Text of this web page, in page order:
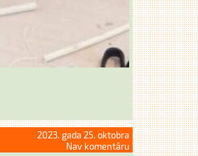
2023. gada 25. oktobra
Nav komentāru